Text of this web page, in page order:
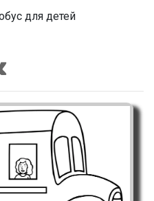
для детей